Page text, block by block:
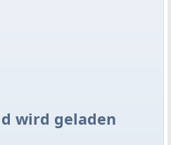
wird geladen